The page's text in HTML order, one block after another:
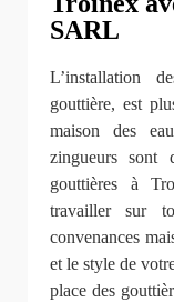
SARL
L’installation
gouttière, est
maison des
zingueurs sont
gouttières à
travailler sur
convenances
et le style de
place des